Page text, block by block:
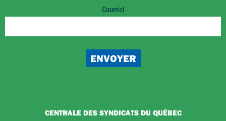
Courriel
CENTRALE DES SYNDICATS DU QUÉBEC